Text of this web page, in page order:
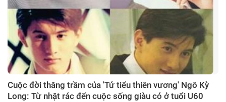
Cuộc đời thăng trầm của 'Tứ tiểu thiên vương' Ngô Kỳ
Long: Từ nhặt rác đến cuộc sống giàu có ở tuổi U60